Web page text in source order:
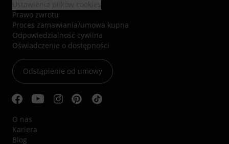
Prawo zwrotu
Proces zamawiania/umowa kupna
Odpowiedzialność cywilna
Oświadczenie o dostępności
Odstąpienie od umowy
O nas
Kariera
Blog